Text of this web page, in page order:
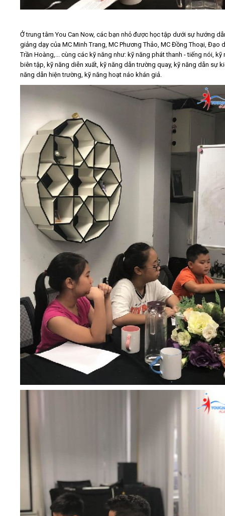
Ở trung tâm You Can Now, các bạn nhỏ được học tập dưới sự hướng
giảng dạy của MC Minh Trang, MC Phương Thảo, MC Đồng Thoại, Đạo
Trần Hoàng,... cùng các kỹ năng như: kỹ năng phát thanh - tiếng nói, kỹ
biên tập, kỹ năng diễn xuất, kỹ năng dẫn trường quay, kỹ năng dẫn sự
năng dẫn hiện trường, kỹ năng hoạt náo khán giả.